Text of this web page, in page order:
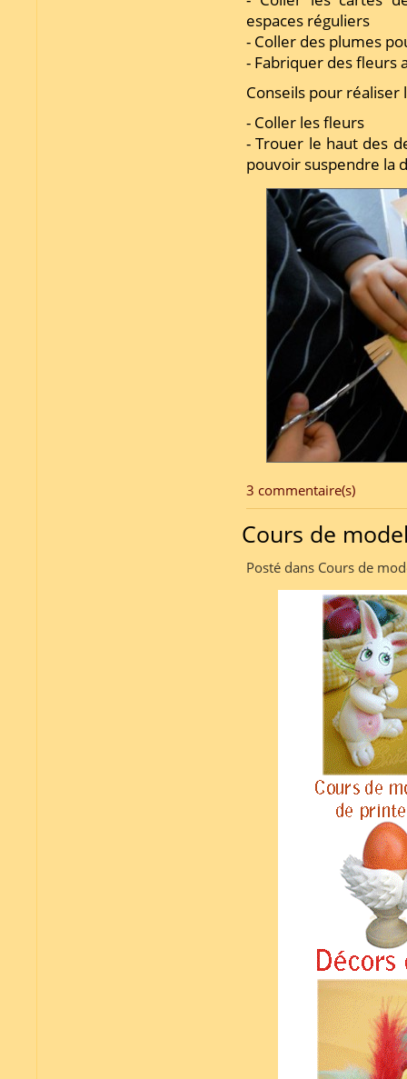
espaces réguliers
- Coller des plumes
- Fabriquer des fleurs
Conseils pour
- Coller les fleurs
- Trouer le haut des
pouvoir suspendre la
3 commentaire(s)
Cours de
Posté dans Cours de